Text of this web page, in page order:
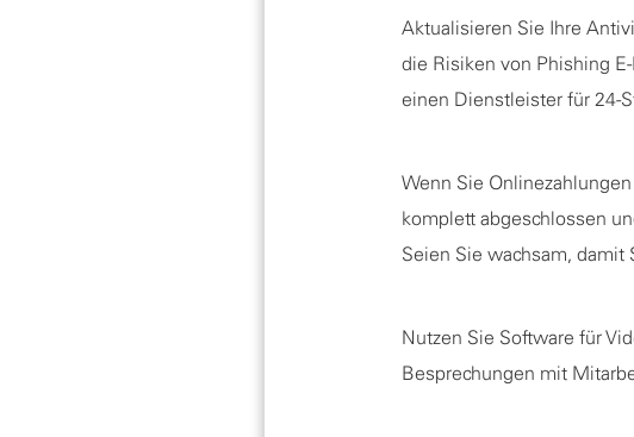
Aktualisieren Sie Ihre
die Risiken von Phishing
einen Dienstleister für 24-
Wenn Sie
komplett abgeschlossen
Seien Sie wachsam,
Nutzen Sie Software für
Besprechungen mit